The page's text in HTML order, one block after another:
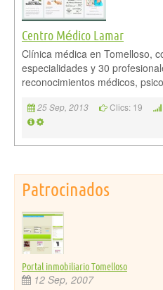
Centro Médico Lamar
Clínica médica en Tomelloso,
especialidades y 30
reconocimientos médicos,
25 Sep, 2013 Clics: 19
Patrocinados
Portal inmobiliario Tomelloso
12 Sep, 2007